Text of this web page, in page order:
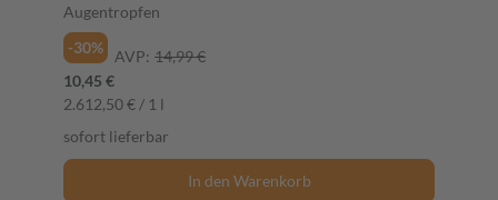
Augentropfen
-30%
AVP: 14,99 €
10,45 €
2.612,50 € / 1 l
sofort lieferbar
In den Warenkorb